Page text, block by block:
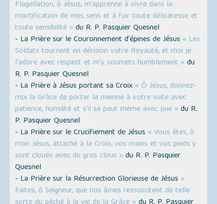
Flagellation, ô Jésus, m'apprenne à vivre dans la
mortification de mes sens et à fuir toute délicatesse et
toute sensibilité » du R. P. Pasquier Quesnel
- La Prière sur le Couronnement d'épines de Jésus « Les
Soldats tournent en dérision votre Royauté, et moi je
l'adore avec respect et m’y soumets humblement » du
R. P. Pasquier Quesnel
- La Prière à Jésus portant sa Croix « Ô Jésus, donnez-
moi la Grâce de porter la mienne à votre suite avec
patience, humilité et s'il se peut même avec joie » du R.
P. Pasquier Quesnel
- La Prière sur le Crucifiement de Jésus « Vous êtes, ô
mon Jésus, attaché à la Croix, vos mains et vos pieds y
sont cloués avec de gros clous » du R. P. Pasquier
Quesnel
- La Prière sur la Résurrection Glorieuse de Jésus «
Faites, ô Seigneur, que nos âmes ressuscitent de telle